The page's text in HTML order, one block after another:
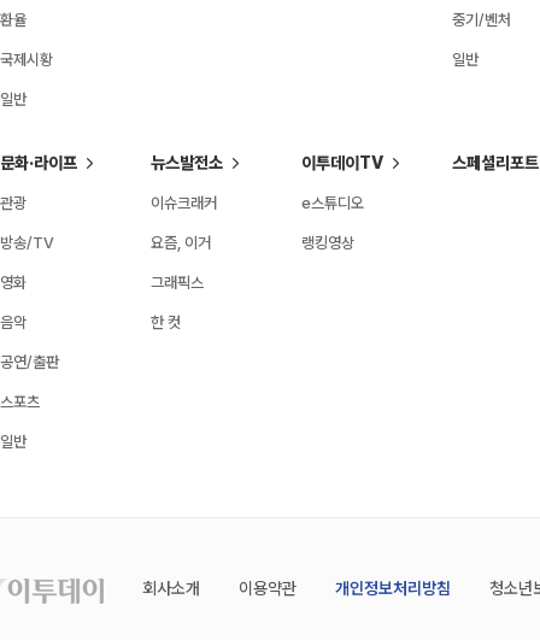
환율
국제시황
일반
중기/벤처
일반
문화·라이프
관광
방송/TV
영화
음악
공연/출판
스포츠
일반
뉴스발전소
이슈크래커
요즘, 이거
그래픽스
한 컷
이투데이TV
e스튜디오
랭킹영상
스페셜리포트
회사소개 이용약관 개인정보처리방침 청소년